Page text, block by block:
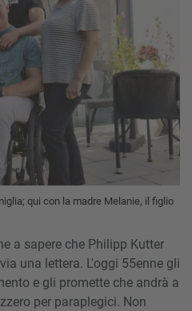
qui con la madre Melanie, il figlio
a sapere che Philipp Kutter
una lettera. L'oggi 55enne gli
e gli promette che andrà a
per paraplegici. Non